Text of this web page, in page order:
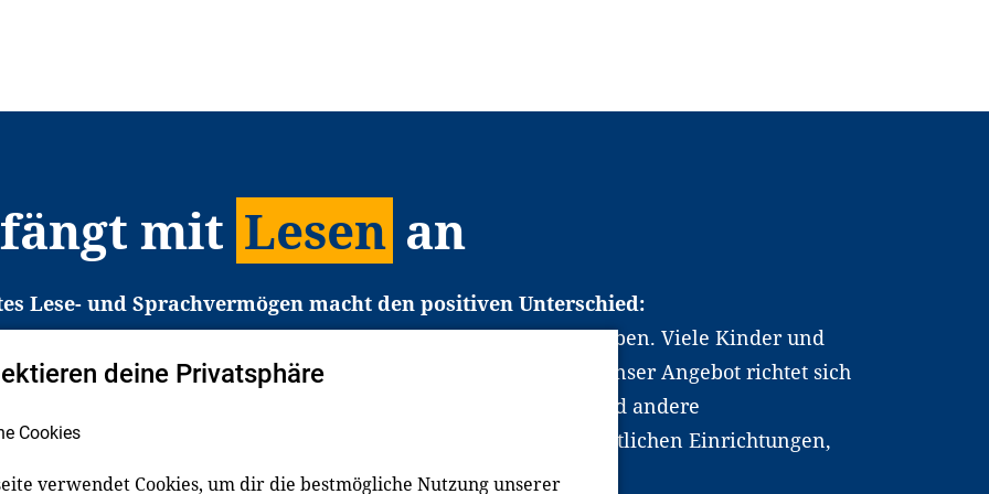
mit Lesen an
Lese- und Sprachvermögen macht den positiven Unterschied:
den Zugang zu Bildung und einem erfolgreichen Berufsleben. Viele Kinder und
in Deutschland haben aber große Schwierigkeiten dabei. Unser Angebot richtet sich
gezielt an Familien sowie an Erzieher*innen, Lehrer*innen und andere
Dafür arbeiten wir eng mit Ministerien, wissenschaftlichen Einrichtungen,
Unternehmen und anderen Stiftungen zusammen.
deine Privatsphäre
Cookies
verwendet Cookies, um dir die bestmögliche Nutzung unserer